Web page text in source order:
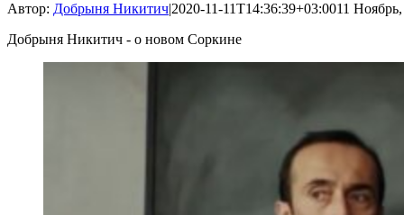
Автор: Добрыня Никитич|2020-11-11T14:36:39+03:0011
Добрыня Никитич - о новом Соркине